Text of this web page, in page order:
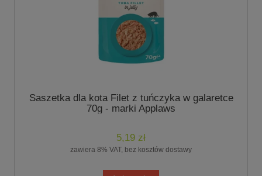
Saszetka dla kota Filet z tuńczyka w galaretce
70g - marki Applaws
5,19 zł
zawiera 8% VAT, bez kosztów dostawy